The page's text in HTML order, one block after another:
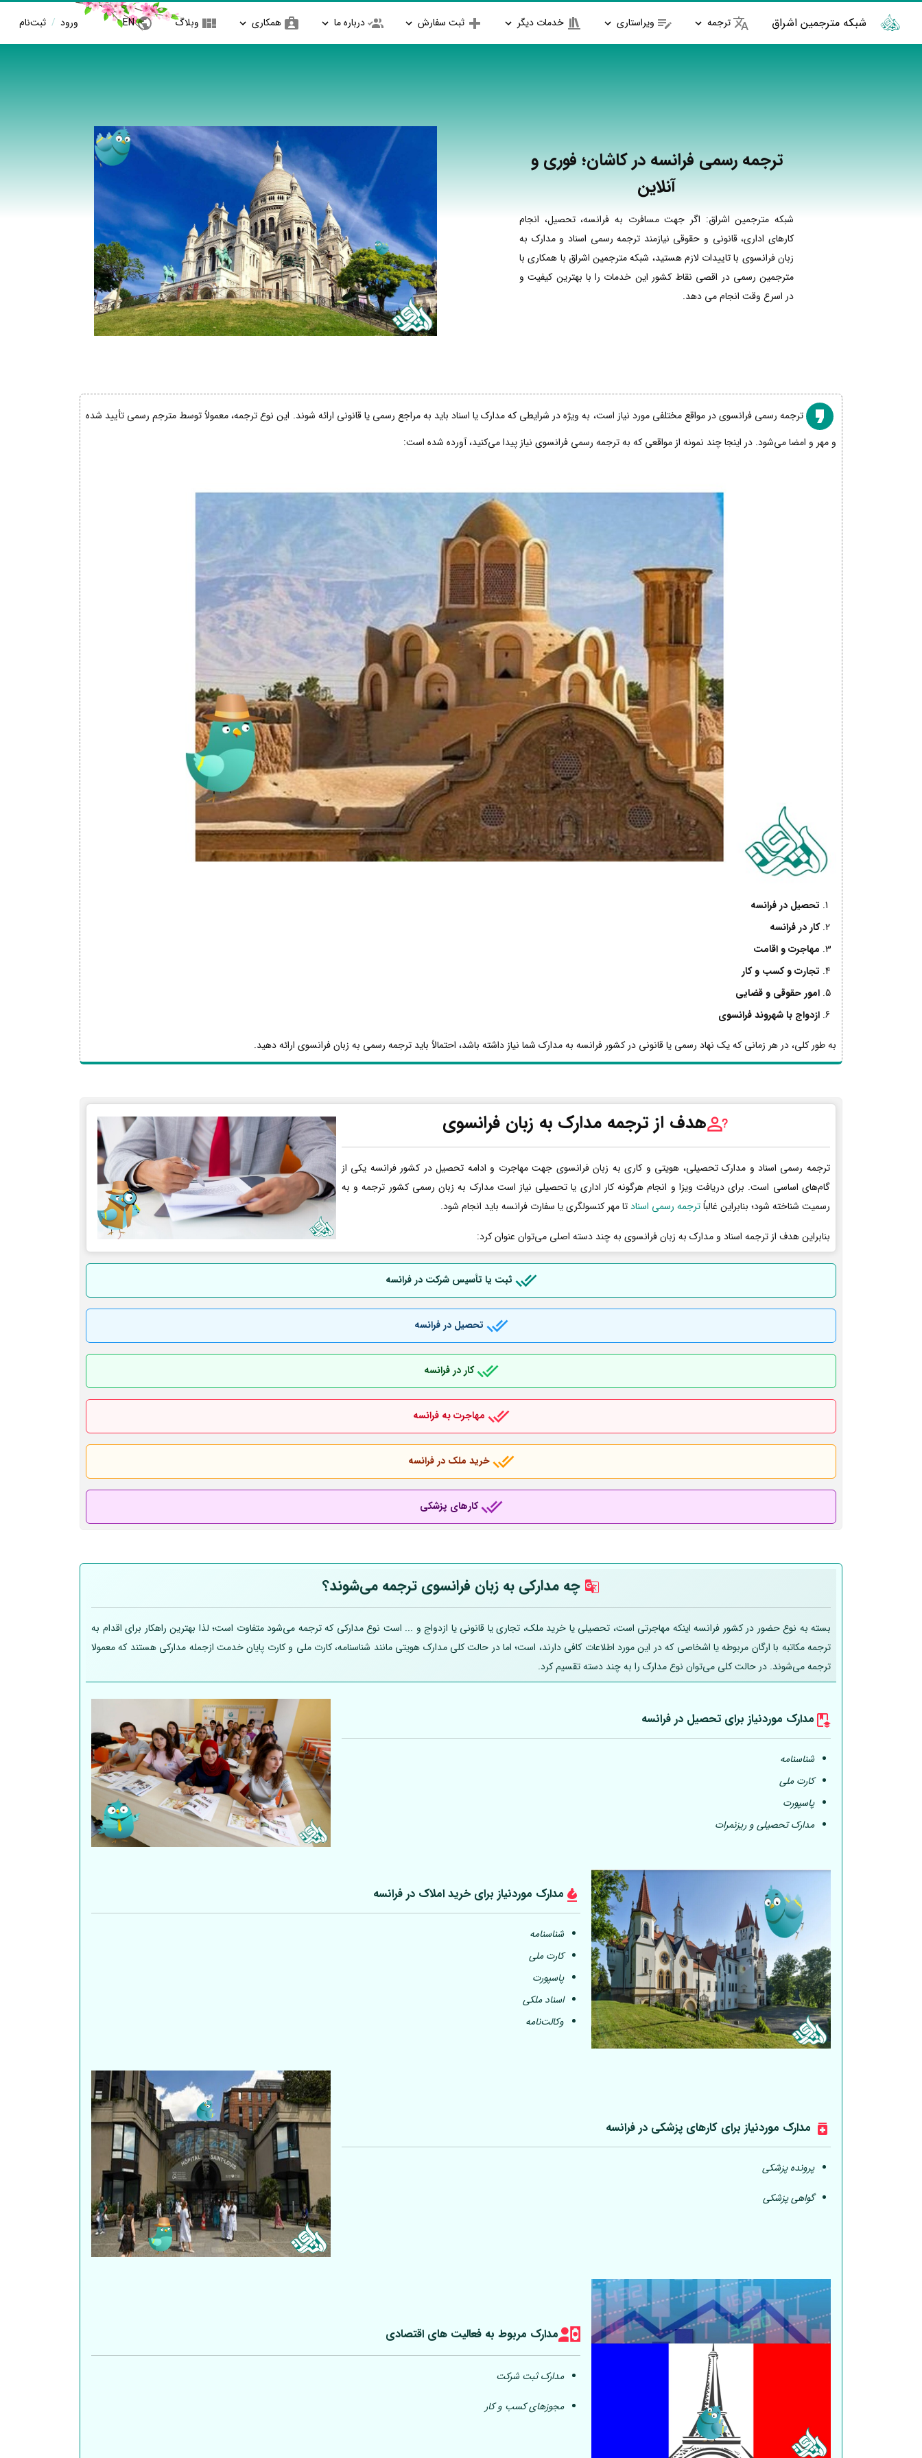
شبکه مترجمین اشراق ترجمه ویراستاری خدمات دیگر ثبت سفارش درباره ما همکاری وبلاگ EN ورود / ثبت‌نام
ترجمه رسمی فرانسه در کاشان؛ فوری و
آنلاین
شبکه مترجمین اشراق: اگر جهت مسافرت به فرانسه، تحصیل، انجام
کارهای اداری، قانونی و حقوقی نیازمند ترجمه رسمی اسناد و مدارک به
زبان فرانسوی با تاییدات لازم هستید، شبکه مترجمین اشراق با همکاری با
مترجمین رسمی در اقصی نقاط کشور این خدمات را با بهترین کیفیت و
در اسرع وقت انجام می دهد.
ترجمه رسمی فرانسوی در مواقع مختلفی مورد نیاز است، به ویژه در شرایطی که مدارک یا اسناد باید به مراجع رسمی یا قانونی ارائه شوند. این نوع ترجمه، معمولاً توسط مترجم رسمی تأیید شده
و مهر و امضا می‌شود. در اینجا چند نمونه از مواقعی که به ترجمه رسمی فرانسوی نیاز پیدا می‌کنید، آورده شده است:
تحصیل در فرانسه
کار در فرانسه
مهاجرت و اقامت
تجارت و کسب و کار
امور حقوقی و قضایی
ازدواج با شهروند فرانسوی
به طور کلی، در هر زمانی که یک نهاد رسمی یا قانونی در کشور فرانسه به مدارک شما نیاز داشته باشد، احتمالاً باید ترجمه رسمی به زبان فرانسوی ارائه دهید.
هدف از ترجمه مدارک به زبان فرانسوی
ترجمه رسمی اسناد و مدارک تحصیلی، هویتی و کاری به زبان فرانسوی جهت مهاجرت و ادامه تحصیل در کشور فرانسه یکی از
گام‌های اساسی است. برای دریافت ویزا و انجام هرگونه کار اداری یا تحصیلی نیاز است مدارک به زبان رسمی کشور ترجمه و به
رسمیت شناخته شود؛ بنابراین غالباًترجمه رسمی اسنادتا مهر کنسولگری یا سفارت فرانسه باید انجام شود.
بنابراین هدف از ترجمه اسناد و مدارک به زبان فرانسوی به چند دسته اصلی می‌توان عنوان کرد:
ثبت یا تأسیس شرکت در فرانسه
تحصیل در فرانسه
کار در فرانسه
مهاجرت به فرانسه
خرید ملک در فرانسه
کارهای پزشکی
چه مدارکی به زبان فرانسوی ترجمه می‌شوند؟
بسته به نوع حضور در کشور فرانسه اینکه مهاجرتی است، تحصیلی یا خرید ملک، تجاری یا قانونی یا ازدواج و ... است نوع مدارکی که ترجمه می‌شود متفاوت است؛ لذا بهترین راهکار برای اقدام به
ترجمه مکاتبه با ارگان مربوطه یا اشخاصی که در این مورد اطلاعات کافی دارند، است؛ اما در حالت کلی مدارک هویتی مانند شناسنامه، کارت ملی و کارت پایان خدمت ازجمله مدارکی هستند که معمولا
ترجمه می‌شوند. در حالت کلی می‌توان نوع مدارک را به چند دسته تقسیم کرد.
مدارک موردنیاز برای تحصیل در فرانسه
شناسنامه
کارت ملی
پاسپورت
مدارک تحصیلی و ریزنمرات
مدارک موردنیاز برای خرید املاک در فرانسه
شناسنامه
کارت ملی
پاسپورت
اسناد ملکی
وکالت‌نامه
مدارک موردنیاز برای کارهای پزشکی در فرانسه
پرونده پزشکی
گواهی پزشکی
مدارک مربوط به فعالیت های اقتصادی
مدارک ثبت شرکت
مجوزهای کسب و کار